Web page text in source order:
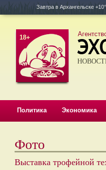
Завтра в Архангельске
18+
Политика Экономика
Фото
Выставка трофейной